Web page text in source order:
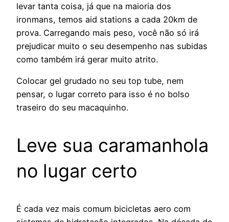
levar tanta coisa, já que na maioria dos
ironmans, temos aid stations a cada 20km de
prova. Carregando mais peso, você não só irá
prejudicar muito o seu desempenho nas subidas
como também irá gerar muito atrito.
Colocar gel grudado no seu top tube, nem
pensar, o lugar correto para isso é no bolso
traseiro do seu macaquinho.
Leve sua caramanhola
no lugar certo
É cada vez mais comum bicicletas aero com